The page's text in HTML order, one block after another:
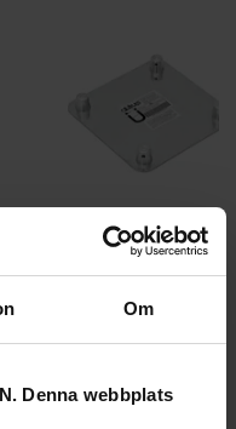
Om
Denna webbplats
Alutruss Decolock DQ4-BPM med
1 488 kr
GÅ TILL PRODUKT